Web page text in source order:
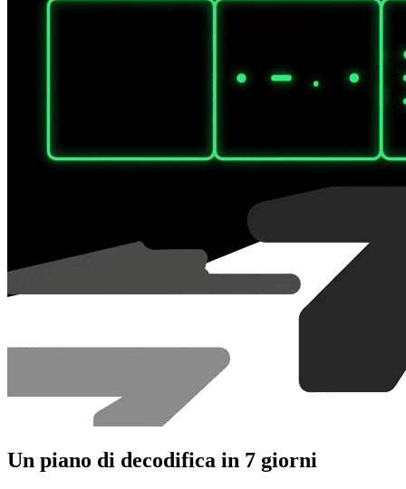
Un piano di decodifica in 7 giorni